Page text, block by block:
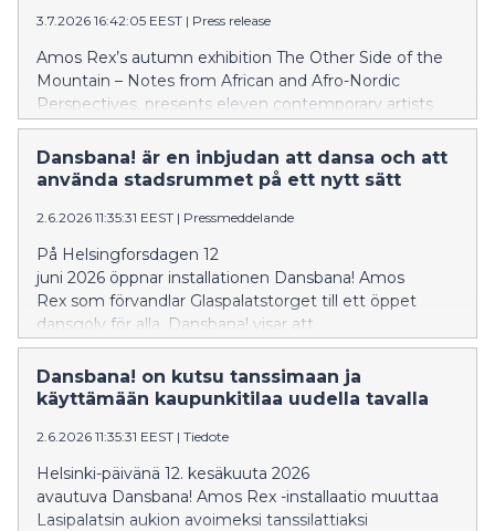
3.7.2026 16:42:05 EEST | Press release
Amos Rex’s autumn exhibition The Other Side of the
Mountain – Notes from African and Afro-Nordic
Perspectives, presents eleven contemporary artists
working on the African continent and within the Afro-
Nordic diaspora. With The Other Side of the Mountain,
the museum continues its commitment
fostering dialogue between Nordic and global
perspectives.
Dansbana! är en inbjudan att dansa och att
använda stadsrummet på ett nytt sätt
2.6.2026 11:35:31 EEST | Pressmeddelande
På Helsingforsdagen 12
juni 2026 öppnar installationen Dansbana! Amos
Rex som förvandlar Glaspalatstorget till ett öppet
dansgolv för alla. Dansbana! visar att
kultur formar stadens framtid och dess scen blir en
plats som ger besökaren makt och möjlighet att ta
plats och uttrycka sig fritt.
Dansbana! on kutsu tanssimaan ja
käyttämään kaupunkitilaa uudella tavalla
2.6.2026 11:35:31 EEST | Tiedote
Helsinki-päivänä 12. kesäkuuta 2026
avautuva Dansbana! Amos Rex -installaatio muuttaa
Lasipalatsin aukion avoimeksi tanssilattiaksi